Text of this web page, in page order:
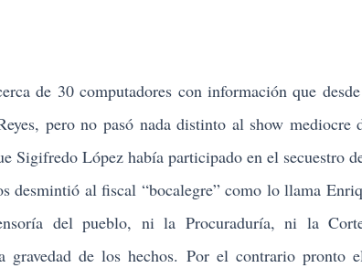
de 30 computadores con información que
pero no pasó nada distinto al show mediocre
Sigifredo López había participado en el secuestro
desmintió al fiscal “bocalegre” como lo llama
del pueblo, ni la Procuraduría, ni la
gravedad de los hechos. Por el contrario pronto